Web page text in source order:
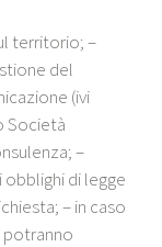
territorio; –
del
(ivi
Società
–
di legge
– in caso
potranno